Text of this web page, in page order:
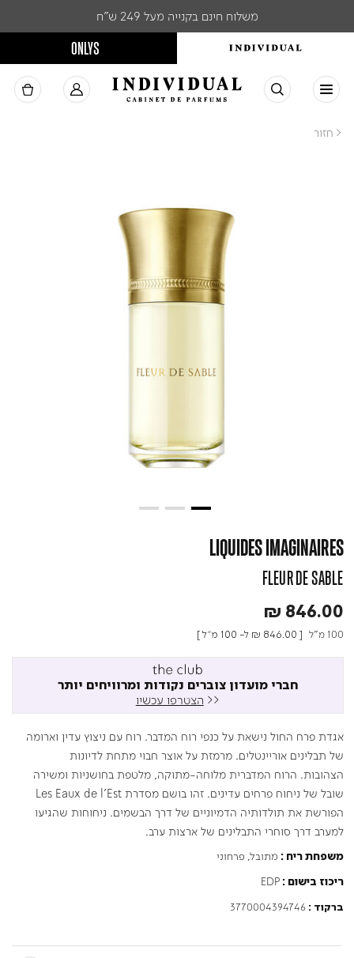
משלוח חינם בקנייה מעל 249 ש"ח
ONLYS
< חזור
LIQUIDES IMAGINAIRES
FLEUR DE SABLE
₪ 846.00
100 מ"ל [
₪ 846.00 ל- 100 מ"ל ]
חברי מועדון צוברים נקודות ומרוויחים יותר
<< הצטרפו עכשיו
אגדת פרח החול נישאת על כנפי רוח המדבר. רוח עם ניצוץ עדין וארומה
של תבלינים אוריינטלים. מרמזת על אוצר חבוי מתחת לדיונות
הצהובות. הרוח המדברית מלוחה-מתוקה, מלטפת בחושניות ומשירה
שובל של ניחוח פרחים עדינים. זהו בושם מסדרת Les Eaux de l’Est
הפורשת את תולדותיה הדמיוניים של דרך הבשמים. ניחוחות שהגיעו
למערב דרך סוחרי התבלינים של ארצות ערב.
משפחת ריח : מתובל, פרחוני
ריכוז בישום :EDP
ברקוד :3770004394746